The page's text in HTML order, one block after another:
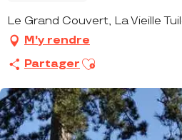
Le Grand Couvert, La Vieille
M'y rendre
Partager Ajouter aux favoris